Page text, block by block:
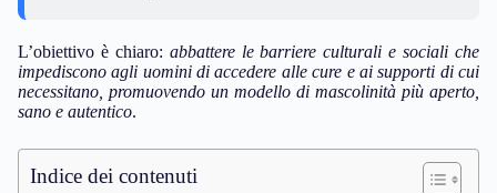
L’obiettivo è chiaro: abbattere le barriere culturali e sociali che
impediscono agli uomini di accedere alle cure e ai supporti di cui
necessitano, promuovendo un modello di mascolinità più aperto,
sano e autentico.
Indice dei contenuti